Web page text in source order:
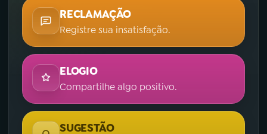
RECLAMAÇÃO
Registre sua insatisfação.
ELOGIO
Compartilhe algo positivo.
SUGESTÃO